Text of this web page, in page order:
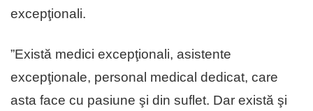
excepţionali.
”Există medici excepţionali, asistente
excepţionale, personal medical dedicat, care
asta face cu pasiune şi din suflet. Dar există şi